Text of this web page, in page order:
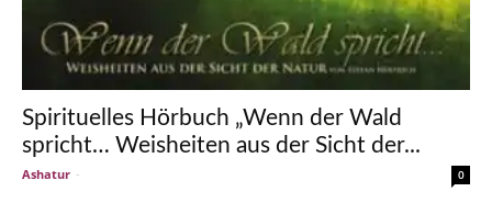
Spirituelles Hörbuch „Wenn der Wald
spricht… Weisheiten aus der Sicht der...
Ashatur - 0